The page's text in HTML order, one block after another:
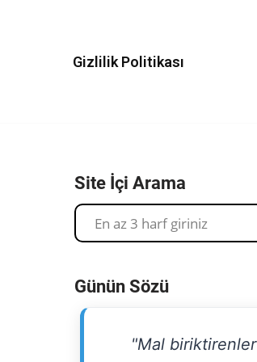
Gizlilik Politikası
Site İçi Arama
Günün Sözü
"Mal biriktirenler